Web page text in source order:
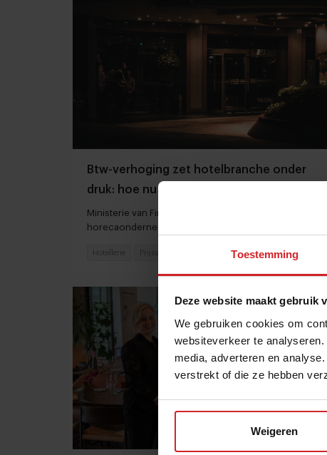
Toestemming
Deze website maakt gebruik
We gebruiken cookies om
websiteverkeer te
media, adverteren en
verstrekt of die ze hebben
Weigeren
Btw-verhoging zet hotelbranche onder
druk: hoe nu verder?
Ministerie van Financiën, KHN, ABN AMRO en
horecaondernemers schijnen licht op de situatie
15 juni 2025| 4 min
Hotellerie